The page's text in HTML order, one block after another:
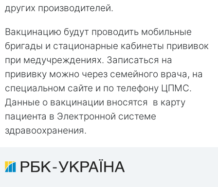
других производителей.
Вакцинацию будут проводить мобильные
бригады и стационарные кабинеты прививок
при медучреждениях. Записаться на
прививку можно через семейного врача, на
специальном сайте и по телефону ЦПМС.
Данные о вакцинации вносятся в карту
пациента в Электронной системе
здравоохранения.